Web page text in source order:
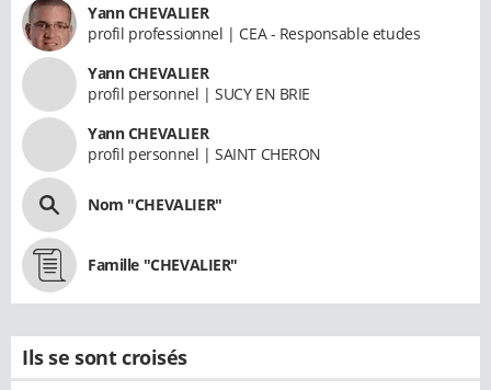
Yann CHEVALIER
profil professionnel | CEA - Responsable etudes
Yann CHEVALIER
profil personnel | SUCY EN BRIE
Yann CHEVALIER
profil personnel | SAINT CHERON
Nom "CHEVALIER"
Famille "CHEVALIER"
Ils se sont croisés